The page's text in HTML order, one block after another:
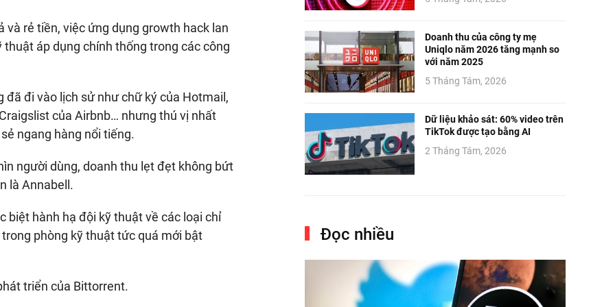
rẻ tiền, việc ứng dụng growth hack lan
áp dụng chính thống trong các công
đi vào lịch sử như chữ ký của Hotmail,
của Airbnb… nhưng thú vị nhất
ngang hàng nổi tiếng.
người dùng, doanh thu lẹt đẹt không bứt
là Annabell.
biệt hành hạ đội kỹ thuật về các loại chỉ
phòng kỹ thuật tức quá mới bật
triển của Bittorrent.
Doanh thu của công ty mẹ
Uniqlo năm 2026 tăng mạnh so
với năm 2025
5 Tháng Tám, 2026
Dữ liệu khảo sát: 60% video trên
TikTok được tạo bằng AI
2 Tháng Tám, 2026
Đọc nhiều